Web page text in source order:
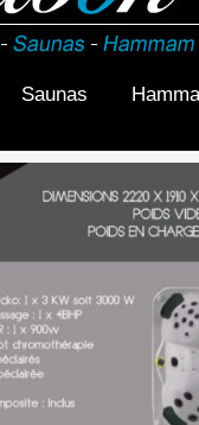
Saunas